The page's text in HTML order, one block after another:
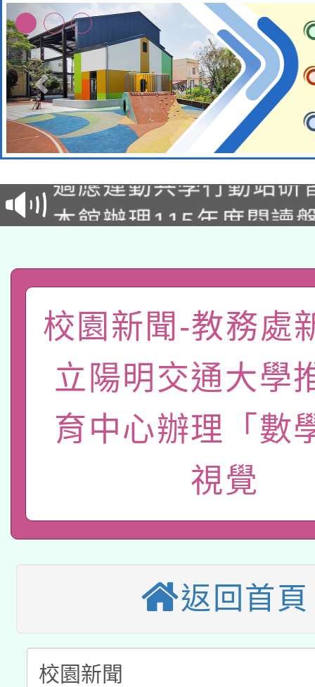
本校115學年度第2次
招甄選結果公告(無人
招)
本館辦理115年度閱讀
礎課程
A3數位素養講師名單
「數位內容與教學軟體
pilot」
有關大陸委員會函釋公
薪期間赴陸應申請許可
轉知經濟部水利署委託
業技術研究院辦理「
用水績優單位及節水達
115年8月22日(星期六
桃園市孔廟祈福系列
開 智慧啟航」
本校115學年度第2次
招甄選結果公告(無人
招)
適應運動共學行動站研
本館辦理115年度閱讀
暨閱讀推動專業研習
科技賦能─人工智慧
礎課程
A3數位素養講師名單
「數位內容與教學軟體
校園新聞-教務處
立陽明交通大學
育中心辦理「數
視覺
返回首頁